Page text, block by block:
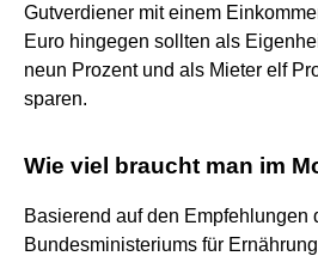
Gutverdiener mit einem
Euro hingegen sollten als
neun Prozent und als Mieter elf
sparen.
Wie viel braucht man im
Basierend auf den Empfehlungen
Bundesministeriums für